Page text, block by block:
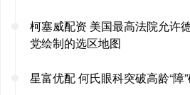
柯塞威配资 美国最高法院允许
党绘制的选区地图
星富优配 何氏眼科突破高龄“障